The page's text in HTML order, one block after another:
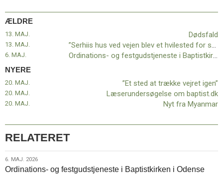
Næste
indlæg:
”Et
sted
at
vejret
igen”Forrige
indlæg:
Dødsfald
ÆLDRE
13. MAJ. Dødsfald
13. MAJ. ”Serhiis hus ved vejen blev et hvilested for soldater”
6. MAJ. Ordinations- og festgudstjeneste i Baptistkirken i Odense
NYERE
”Et sted at trække vejret igen”
20. MAJ.
Læserundersøgelse om baptist.dk
20. MAJ.
Nyt fra Myanmar
20. MAJ.
RELATERET
6.
maj.
6. MAJ. 2026
Ordinations- og festgudstjeneste i Baptistkirken i Odense